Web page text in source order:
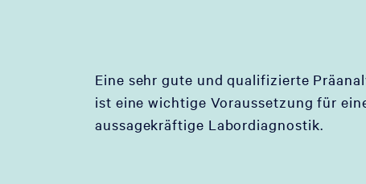
Eine sehr gute und qualifizierte
ist eine wichtige Voraussetzung für
aussagekräftige Labordiagnostik.